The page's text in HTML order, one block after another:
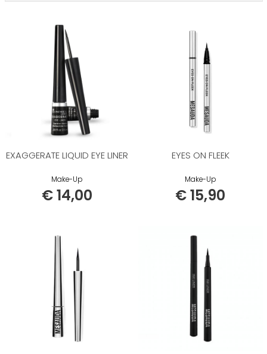
EXAGGERATE LIQUID EYE LINER
Make-Up
€ 14,00
EYES ON FLEEK
Make-Up
€ 15,90